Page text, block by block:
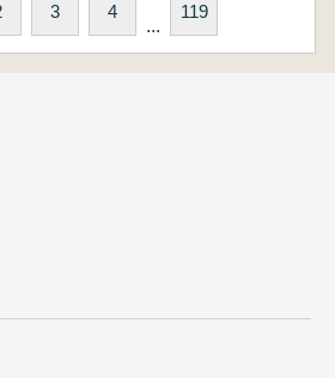
3 4
...
119